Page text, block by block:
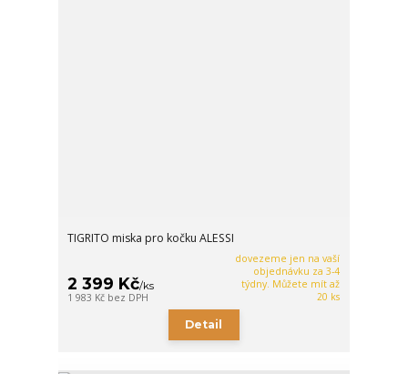
TIGRITO miska pro kočku ALESSI
2 399 Kč/ks
1 983 Kč bez DPH
dovezeme jen na vaší
objednávku za 3-4
týdny. Můžete mít až
20 ks
Detail